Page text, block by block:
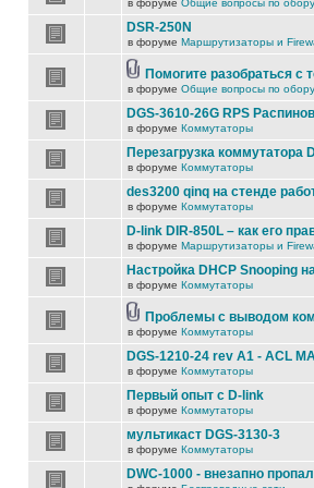
в форуме Общие вопросы по
DSR-250N
в форуме Маршрутизаторы и
Помогите разобраться с
в форуме Общие вопросы по
DGS-3610-26G RPS
в форуме Коммутаторы
Перезагрузка коммутатора
в форуме Коммутаторы
des3200 qinq на стенде
в форуме Коммутаторы
D-link DIR-850L – как его
в форуме Маршрутизаторы и
Настройка DHCP Snooping
в форуме Коммутаторы
Проблемы с выводом
в форуме Коммутаторы
DGS-1210-24 rev A1 - ACL
в форуме Коммутаторы
Первый опыт с D-link
в форуме Коммутаторы
мультикаст DGS-3130-3
в форуме Коммутаторы
DWC-1000 - внезапно